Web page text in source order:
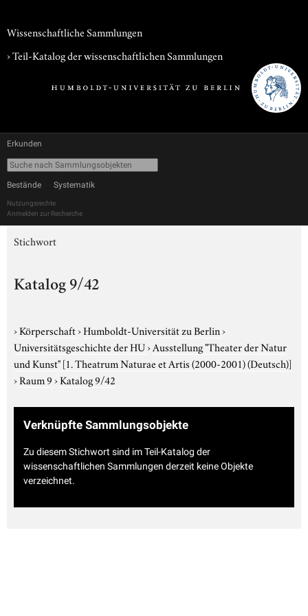
Wissenschaftliche Sammlungen
› Teil-Katalog der wissenschaftlichen Sammlungen
Erkunden
Bestände Systematik
Nutzungsrechte
Anmelden zur Recherche
Stichwort
Katalog 9/42
›Körperschaft›Humboldt-Universität zu Berlin›
Universitätsgeschichte der HU›Ausstellung "Theater der Natur
und Kunst"[1. Theatrum Naturae et Artis (2000-2001) (Deutsch)]
›Raum 9›Katalog 9/42
Verknüpfte Sammlungsobjekte
Zu diesem Stichwort sind im Teil-Katalog der
wissenschaftlichen Sammlungen derzeit keine Objekte
verzeichnet.